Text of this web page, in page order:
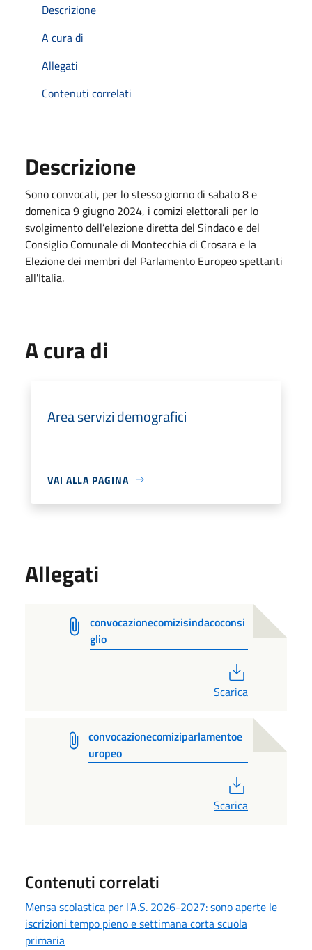
Descrizione
A cura di
Allegati
Contenuti correlati
Descrizione
Sono convocati, per lo stesso giorno di sabato 8 e
domenica 9 giugno 2024, i comizi elettorali per lo
svolgimento dell’elezione diretta del Sindaco e del
Consiglio Comunale di Montecchia di Crosara e la
Elezione dei membri del Parlamento Europeo spettanti
all'Italia.
A cura di
Area servizi demografici
VAI ALLA PAGINA
Allegati
convocazionecomizisindacoconsi
glio
Scarica
convocazionecomiziparlamentoe
uropeo
Scarica
Contenuti correlati
Mensa scolastica per l'A.S. 2026-2027: sono aperte le
iscrizioni tempo pieno e settimana corta scuola
primaria